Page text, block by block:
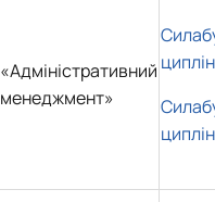
«Адміністративний
менеджмент»